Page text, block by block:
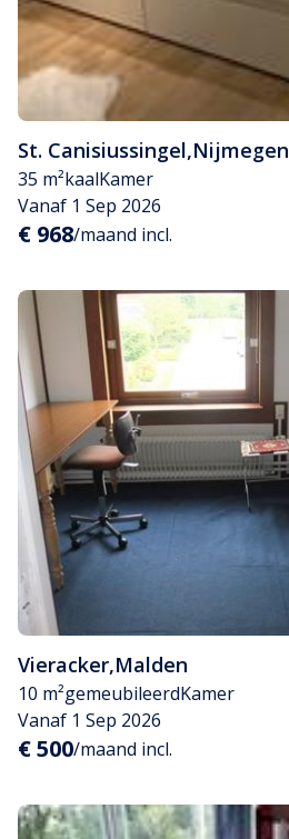
St. Canisiussingel,Nijmegen
35 m²kaalKamer
Vanaf 1 Sep 2026
€ 968/maand incl.
Vieracker,Malden
10 m²gemeubileerdKamer
Vanaf 1 Sep 2026
€ 500/maand incl.